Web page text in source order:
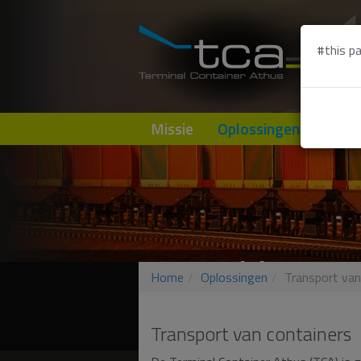
Missie Oplossingen
Demaritieme
het Saarland,
Home Oplossingen Transport
Transport van containers
#this